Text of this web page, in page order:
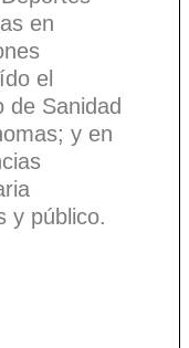
en
el
de Sanidad
y en
y público.